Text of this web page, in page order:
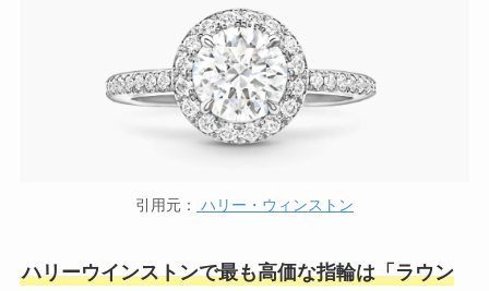
引用元： ハリー・ウィンストン
ハリーウインストンで最も高価な指輪は「ラウン